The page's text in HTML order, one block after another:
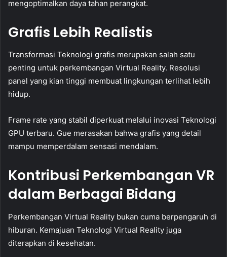
mengoptimalkan daya tahan perangkat.
Grafis Lebih Realistis
Transformasi Teknologi grafis merupakan salah satu
penting untuk perkembangan Virtual Reality. Resolusi
panel yang kian tinggi membuat lingkungan terlihat lebih
hidup.
Frame rate yang stabil diperkuat melalui inovasi Teknologi
GPU terbaru. Gue merasakan bahwa grafis yang detail
mampu memperdalam sensasi mendalam.
Kontribusi Perkembangan VR
dalam Berbagai Bidang
Perkembangan Virtual Reality bukan cuma berpengaruh di
hiburan. Kemajuan Teknologi Virtual Reality juga
diterapkan di kesehatan.